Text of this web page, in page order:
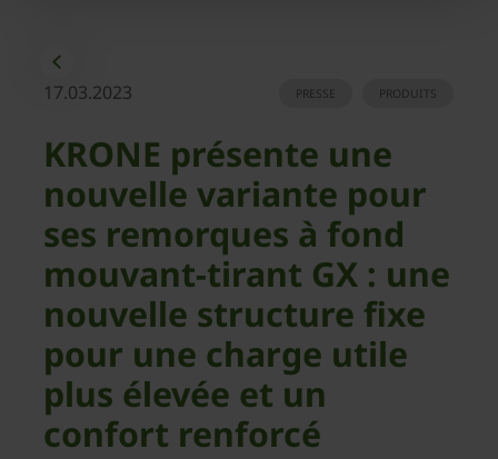
17.03.2023 PRODUITS
PRESSE
KRONE présente une
nouvelle variante pour
ses remorques à fond
mouvant-tirant GX : une
nouvelle structure fixe
pour une charge utile
plus élevée et un
confort renforcé